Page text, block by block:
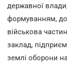
державної
формуванням,
військова
заклад,
землі оборони